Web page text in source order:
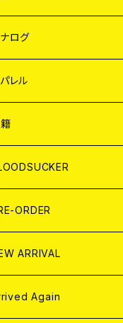
ログ
レル
ZINE
集 (PHOTOBOOK)
ログ
レル
ORDER
ARRIVAL
Again